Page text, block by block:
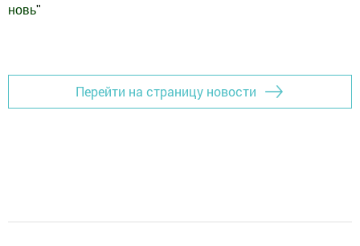
новь"
Перейти на страницу новости